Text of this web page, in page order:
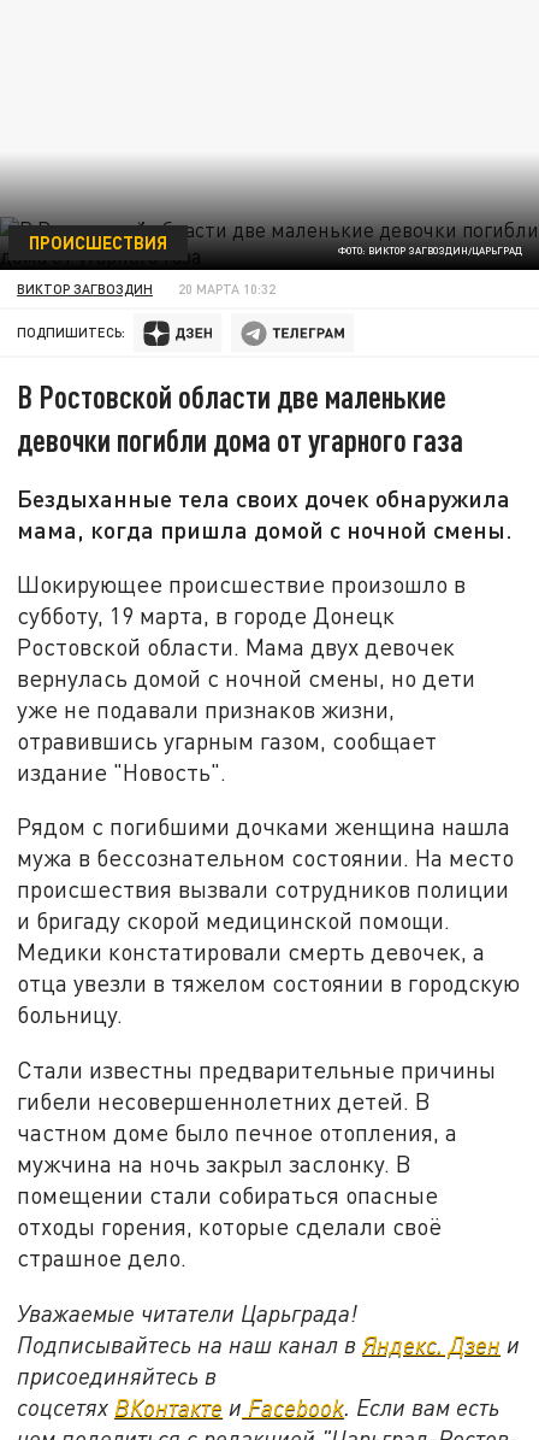
ФОТО: ВИКТОР ЗАГВОЗДИН/ЦАРЬГРАД
ПРОИСШЕСТВИЯ
ВИКТОР ЗАГВОЗДИН 20 МАРТА 10:32
ПОДПИШИТЕСЬ:
В Ростовской области две маленькие
девочки погибли дома от угарного газа
Бездыханные тела своих дочек обнаружила
мама, когда пришла домой с ночной смены.
Шокирующее происшествие произошло в
субботу, 19 марта, в городе Донецк
Ростовской области. Мама двух девочек
вернулась домой с ночной смены, но дети
уже не подавали признаков жизни,
отравившись угарным газом, сообщает
издание "Новость".
Рядом с погибшими дочками женщина нашла
мужа в бессознательном состоянии. На место
происшествия вызвали сотрудников полиции
и бригаду скорой медицинской помощи.
Медики констатировали смерть девочек, а
отца увезли в тяжелом состоянии в городскую
больницу.
Стали известны предварительные причины
гибели несовершеннолетних детей. В
частном доме было печное отопления, а
мужчина на ночь закрыл заслонку. В
помещении стали собираться опасные
отходы горения, которые сделали своё
страшное дело.
Уважаемые читатели Царьграда!
Подписывайтесь на наш канал вЯндекс. Дзен и
присоединяйтесь в
соцсетях ВКонтакте и Facebook. Если вам есть